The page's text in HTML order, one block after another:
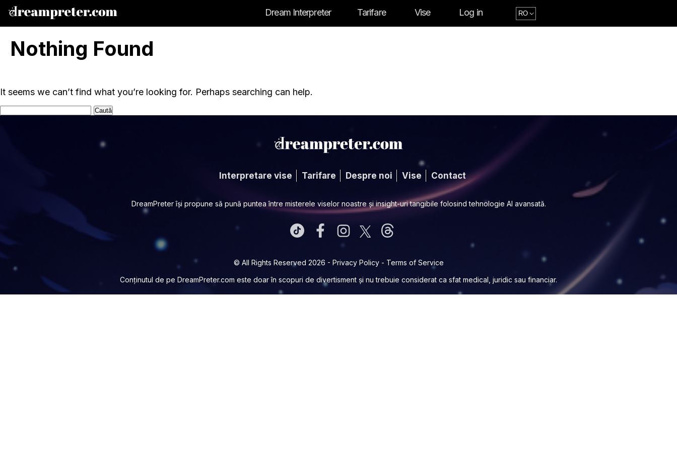
Dream Interpreter Tarifare Vise Log in
Nothing Found
It seems we can’t find what you’re looking for. Perhaps searching can help.
Caută
după:
Interpretare vise Tarifare Despre noi Vise Contact
DreamPreter își propune să pună puntea între misterele viselor noastre și insight-uri tangibile folosind tehnologie AI avansată.
© All Rights Reserved 2026 - Privacy Policy- Terms of Service
Conținutul de pe DreamPreter.com este doar în scopuri de divertisment și nu trebuie considerat ca sfat medical, juridic sau financiar.